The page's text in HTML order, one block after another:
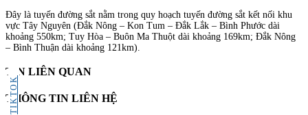
TIKTOK
Đây là tuyến đường sắt nằm trong quy hoạch tuyến đường sắt kết nối khu
vực Tây Nguyên (Đắk Nông – Kon Tum – Đắk Lắk – Bình Phước dài
khoảng 550km; Tuy Hòa – Buôn Ma Thuột dài khoảng 169km; Đắk Nông
– Bình Thuận dài khoảng 121km).
TIN LIÊN QUAN
THÔNG TIN LIÊN HỆ